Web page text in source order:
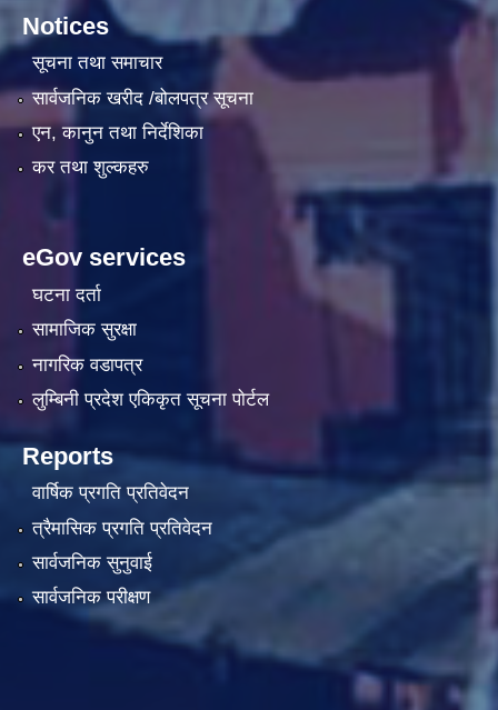
Notices
सूचना तथा समाचार
सार्वजनिक खरीद /बोलपत्र सूचना
एन, कानुन तथा निर्देशिका
कर तथा शुल्कहरु
eGov services
घटना दर्ता
सामाजिक सुरक्षा
नागरिक वडापत्र
लुम्बिनी प्रदेश एकिकृत सूचना पाेर्टल
Reports
वार्षिक प्रगति प्रतिवेदन
त्रैमासिक प्रगति प्रतिवेदन
सार्वजनिक सुनुवाई
सार्वजनिक परीक्षण